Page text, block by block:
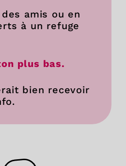
amis ou en
à un refuge
plus bas.
bien recevoir